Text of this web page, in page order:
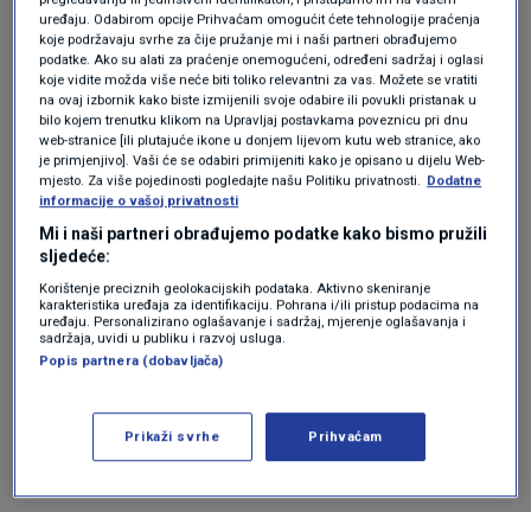
zatočeništvu u zatvorenim nastambama kako
bi se spriječio svaki kontakt s divljim pticama.
Vodena perad (patke i guske) moraju se držati
odvojeno od ostale peradi, a obavezna je
provedba higijenskih i biosigurnosnih mjera u
uzgojima peradi.
U peradi oboljele od influence javljaju se
sljedeći znakovi bolesti:
· iznenadna uginuća bez kliničkih znakova
bolesti,
uređaju. Odabirom opcije Prihvaćam omogućit ćete tehnologije praćenja
koje podržavaju svrhe za čije pružanje mi i naši partneri obrađujemo
podatke. Ako su alati za praćenje onemogućeni, određeni sadržaj i oglasi
koje vidite možda više neće biti toliko relevantni za vas. Možete se vratiti
na ovaj izbornik kako biste izmijenili svoje odabire ili povukli pristanak u
bilo kojem trenutku klikom na Upravljaj postavkama poveznicu pri dnu
web-stranice [ili plutajuće ikone u donjem lijevom kutu web stranice, ako
je primjenjivo]. Vaši će se odabiri primijeniti kako je opisano u dijelu Web-
mjesto. Za više pojedinosti pogledajte našu Politiku privatnosti. Dodatne
informacije o vašoj privatnosti
Mi i naši partneri obrađujemo podatke kako bismo pružili
sljedeće:
Korištenje preciznih geolokacijskih podataka. Aktivno skeniranje
karakteristika uređaja za identifikaciju. Pohrana i/ili pristup podacima na
uređaju. Personalizirano oglašavanje i sadržaj, mjerenje oglašavanja i
sadržaja, uvidi u publiku i razvoj usluga.
Popis partnera (dobavljača)
Prikaži svrhe Prihvaćam